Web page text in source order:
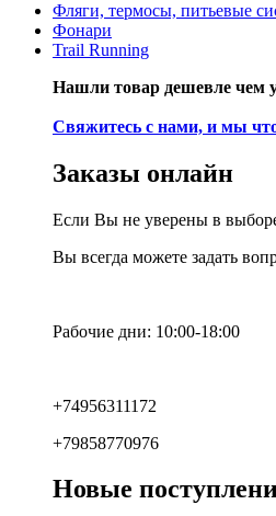
Фляги, термосы, питьевые
Фонари
Trail Running
Нашли товар дешевле чем у
Свяжитесь с нами, и мы
Заказы онлайн
Если Вы не уверены в
Вы всегда можете задать
Рабочие дни: 10:00-18:00
+74956311172
+79858770976
Новые